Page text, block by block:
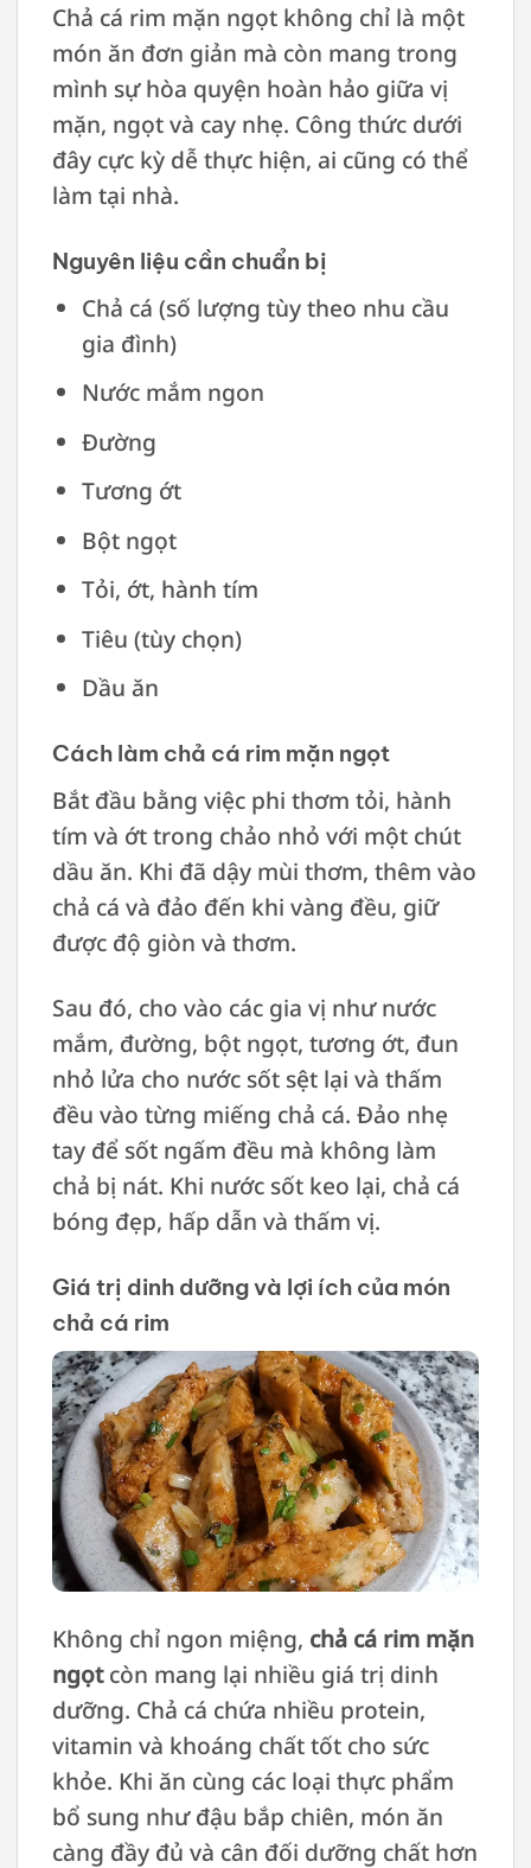
Chả cá rim mặn ngọt không chỉ là một
món ăn đơn giản mà còn mang trong
mình sự hòa quyện hoàn hảo giữa vị
mặn, ngọt và cay nhẹ. Công thức dưới
đây cực kỳ dễ thực hiện, ai cũng có thể
làm tại nhà.
Nguyên liệu cần chuẩn bị
Chả cá (số lượng tùy theo nhu cầu
gia đình)
Nước mắm ngon
Đường
Tương ớt
Bột ngọt
Tỏi, ớt, hành tím
Tiêu (tùy chọn)
Dầu ăn
Cách làm chả cá rim mặn ngọt
Bắt đầu bằng việc phi thơm tỏi, hành
tím và ớt trong chảo nhỏ với một chút
dầu ăn. Khi đã dậy mùi thơm, thêm vào
chả cá và đảo đến khi vàng đều, giữ
được độ giòn và thơm.
Sau đó, cho vào các gia vị như nước
mắm, đường, bột ngọt, tương ớt, đun
nhỏ lửa cho nước sốt sệt lại và thấm
đều vào từng miếng chả cá. Đảo nhẹ
tay để sốt ngấm đều mà không làm
chả bị nát. Khi nước sốt keo lại, chả cá
bóng đẹp, hấp dẫn và thấm vị.
Giá trị dinh dưỡng và lợi ích của món
chả cá rim
Không chỉ ngon miệng, chả cá rim mặn
ngọtcòn mang lại nhiều giá trị dinh
dưỡng. Chả cá chứa nhiều protein,
vitamin và khoáng chất tốt cho sức
khỏe. Khi ăn cùng các loại thực phẩm
bổ sung như đậu bắp chiên, món ăn
càng đầy đủ và cân đối dưỡng chất hơn